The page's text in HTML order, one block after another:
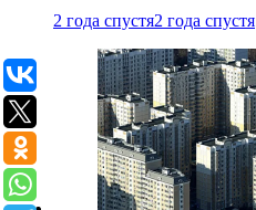
2 года спустя2 года спустя